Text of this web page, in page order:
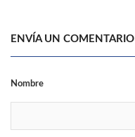
ENVÍA UN COMENTARIO
Nombre